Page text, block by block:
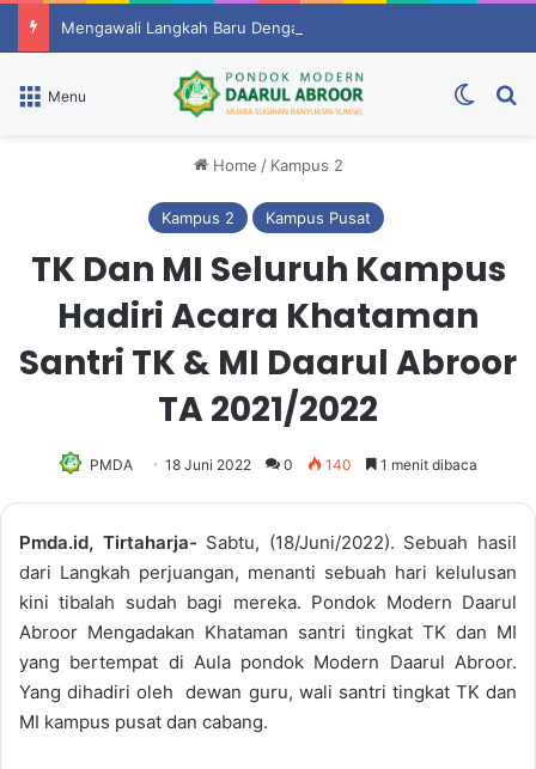
Menu
Home / Kampus 2
Kampus 2 Kampus Pusat
TK Dan MI Seluruh Kampus
Hadiri Acara Khataman
Santri TK & MI Daarul Abroor
TA 2021/2022
PMDA 18 Juni 2022 0 140 1 menit dibaca
Pmda.id, Tirtaharja- Sabtu, (18/Juni/2022). Sebuah hasil
dari Langkah perjuangan, menanti sebuah hari kelulusan
kini tibalah sudah bagi mereka. Pondok Modern Daarul
Abroor Mengadakan Khataman santri tingkat TK dan MI
yang bertempat di Aula pondok Modern Daarul Abroor.
Yang dihadiri oleh dewan guru, wali santri tingkat TK dan
MI kampus pusat dan cabang.